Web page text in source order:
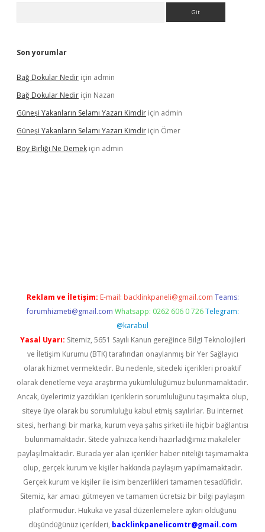
Son yorumlar
Bağ Dokular Nedir için admin
Bağ Dokular Nedir için Nazan
Güneşi Yakanların Selamı Yazarı Kimdir için admin
Güneşi Yakanların Selamı Yazarı Kimdir için Ömer
Boy Birliği Ne Demek için admin
Reklam ve İletişim: E-mail: backlinkpaneli@gmail.com Teams:
forumhizmeti@gmail.com Whatsapp: 0262 606 0 726 Telegram:
@karabul
Yasal Uyarı: Sitemiz, 5651 Sayılı Kanun gereğince Bilgi Teknolojileri
ve İletişim Kurumu (BTK) tarafından onaylanmış bir Yer Sağlayıcı
olarak hizmet vermektedir. Bu nedenle, sitedeki içerikleri proaktif
olarak denetleme veya araştırma yükümlülüğümüz bulunmamaktadır.
Ancak, üyelerimiz yazdıkları içeriklerin sorumluluğunu taşımakta olup,
siteye üye olarak bu sorumluluğu kabul etmiş sayılırlar. Bu internet
sitesi, herhangi bir marka, kurum veya şahıs şirketi ile hiçbir bağlantısı
bulunmamaktadır. Sitede yalnızca kendi hazırladığımız makaleler
paylaşılmaktadır. Burada yer alan içerikler haber niteliği taşımamakta
olup, gerçek kurum ve kişiler hakkında paylaşım yapılmamaktadır.
Gerçek kurum ve kişiler ile isim benzerlikleri tamamen tesadüfidir.
Sitemiz, kar amacı gütmeyen ve tamamen ücretsiz bir bilgi paylaşım
platformudur. Hukuka ve yasal düzenlemelere aykırı olduğunu
düşündüğünüz içerikleri, backlinkpanelicomtr@gmail.com